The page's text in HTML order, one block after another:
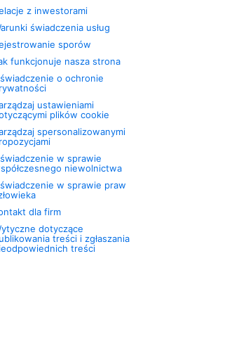
z inwestorami
świadczenia usług
sporów
funkcjonuje nasza strona
o ochronie
ustawieniami
plików cookie
spersonalizowanymi
w sprawie
niewolnictwa
w sprawie praw
dla firm
dotyczące
treści i zgłaszania
treści